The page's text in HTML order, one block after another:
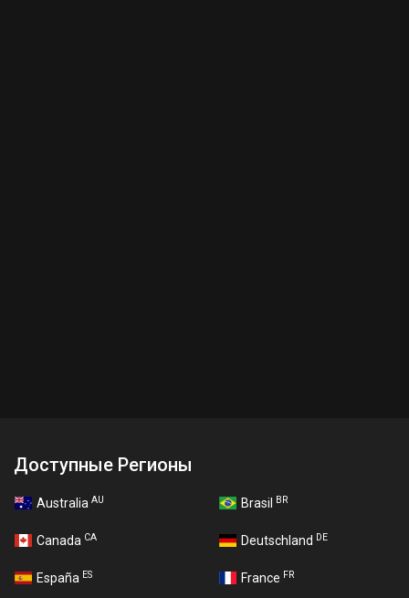
Доступные Регионы
Australia AU Brasil BR
Canada CA Deutschland DE
España ES France FR